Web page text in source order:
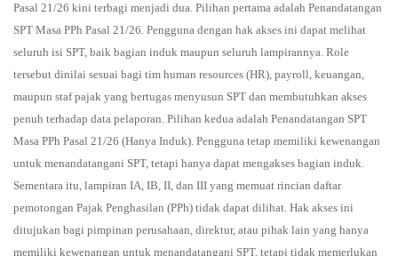
Pasal 21/26 kini terbagi menjadi dua. Pilihan pertama adalah Penandatangan
SPT Masa PPh Pasal 21/26. Pengguna dengan hak akses ini dapat melihat
seluruh isi SPT, baik bagian induk maupun seluruh lampirannya. Role
tersebut dinilai sesuai bagi tim human resources (HR), payroll, keuangan,
maupun staf pajak yang bertugas menyusun SPT dan membutuhkan akses
penuh terhadap data pelaporan. Pilihan kedua adalah Penandatangan SPT
Masa PPh Pasal 21/26 (Hanya Induk). Pengguna tetap memiliki kewenangan
untuk menandatangani SPT, tetapi hanya dapat mengakses bagian induk.
Sementara itu, lampiran IA, IB, II, dan III yang memuat rincian daftar
pemotongan Pajak Penghasilan (PPh) tidak dapat dilihat. Hak akses ini
ditujukan bagi pimpinan perusahaan, direktur, atau pihak lain yang hanya
memiliki kewenangan untuk menandatangani SPT, tetapi tidak memerlukan